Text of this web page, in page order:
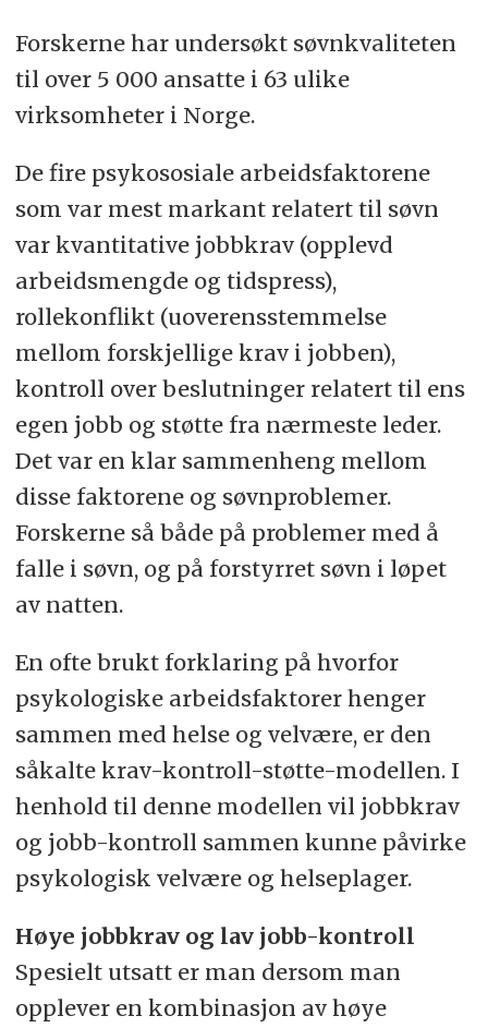
Forskerne har undersøkt søvnkvaliteten
til over 5 000 ansatte i 63 ulike
virksomheter i Norge.
De fire psykososiale arbeidsfaktorene
som var mest markant relatert til søvn
var kvantitative jobbkrav (opplevd
arbeidsmengde og tidspress),
rollekonflikt (uoverensstemmelse
mellom forskjellige krav i jobben),
kontroll over beslutninger relatert til ens
egen jobb og støtte fra nærmeste leder.
Det var en klar sammenheng mellom
disse faktorene og søvnproblemer.
Forskerne så både på problemer med å
falle i søvn, og på forstyrret søvn i løpet
av natten.
En ofte brukt forklaring på hvorfor
psykologiske arbeidsfaktorer henger
sammen med helse og velvære, er den
såkalte krav-kontroll-støtte-modellen. I
henhold til denne modellen vil jobbkrav
og jobb-kontroll sammen kunne påvirke
psykologisk velvære og helseplager.
Høye jobbkrav og lav jobb-kontroll
Spesielt utsatt er man dersom man
opplever en kombinasjon av høye